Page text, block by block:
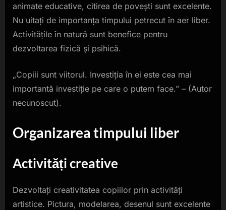
animate educative, citirea de povești sunt excelente.
Nu uitați de importanța timpului petrecut în aer liber.
Activitățile în natură sunt benefice pentru
dezvoltarea fizică și psihică.
„Copiii sunt viitorul. Investiția în ei este cea mai
importantă investiție pe care o putem face.” – (Autor
necunoscut).
Organizarea timpului liber
Activități creative
Dezvoltați creativitatea copiilor prin activități
artistice. Pictura, modelarea, desenul sunt excelente